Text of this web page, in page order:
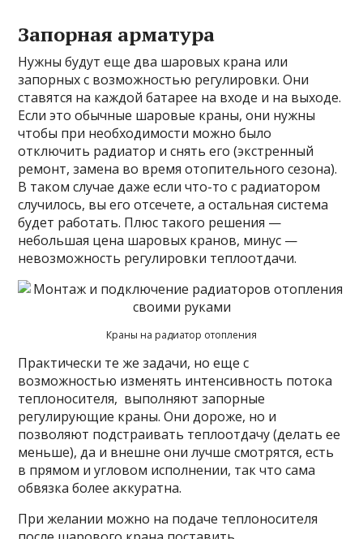
Запорная арматура
Нужны будут еще два шаровых крана или
запорных с возможностью регулировки. Они
ставятся на каждой батарее на входе и на выходе.
Если это обычные шаровые краны, они нужны
чтобы при необходимости можно было
отключить радиатор и снять его (экстренный
ремонт, замена во время отопительного сезона).
В таком случае даже если что-то с радиатором
случилось, вы его отсечете, а остальная система
будет работать. Плюс такого решения —
небольшая цена шаровых кранов, минус —
невозможность регулировки теплоотдачи.
Краны на радиатор отопления
Практически те же задачи, но еще с
возможностью изменять интенсивность потока
теплоносителя, выполняют запорные
регулирующие краны. Они дороже, но и
позволяют подстраивать теплоотдачу (делать ее
меньше), да и внешне они лучше смотрятся, есть
в прямом и угловом исполнении, так что сама
обвязка более аккуратна.
При желании можно на подаче теплоносителя